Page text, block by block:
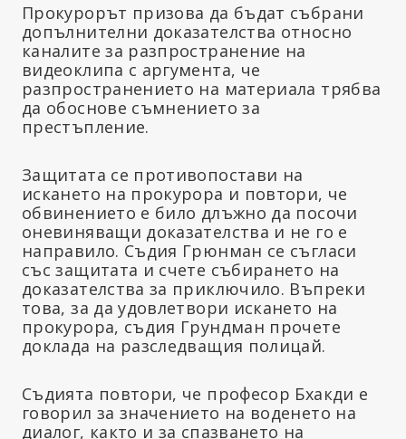
Прокурорът призова да бъдат събрани
допълнителни доказателства относно
каналите за разпространение на
видеоклипа с аргумента, че
разпространението на материала трябва
да обоснове съмнението за
престъпление.
Защитата се противопостави на
искането на прокурора и повтори, че
обвинението е било длъжно да посочи
оневиняващи доказателства и не го е
направило. Съдия Грюнман се съгласи
със защитата и счете събирането на
доказателства за приключило. Въпреки
това, за да удовлетвори искането на
прокурора, съдия Грундман прочете
доклада на разследващия полицай.
Съдията повтори, че професор Бхакди е
говорил за значението на воденето на
диалог, както и за спазването на